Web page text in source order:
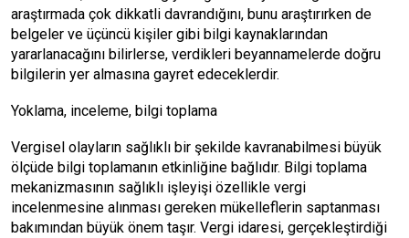
araştırmada çok dikkatli davrandığını, bunu araştırırken de
belgeler ve üçüncü kişiler gibi bilgi kaynaklarından
yararlanacağını bilirlerse, verdikleri beyannamelerde doğru
bilgilerin yer almasına gayret edeceklerdir.
Yoklama, inceleme, bilgi toplama
Vergisel olayların sağlıklı bir şekilde kavranabilmesi büyük
ölçüde bilgi toplamanın etkinliğine bağlıdır. Bilgi toplama
mekanizmasının sağlıklı işleyişi özellikle vergi
incelenmesine alınması gereken mükelleflerin saptanması
bakımından büyük önem taşır. Vergi idaresi, gerçekleştirdiği